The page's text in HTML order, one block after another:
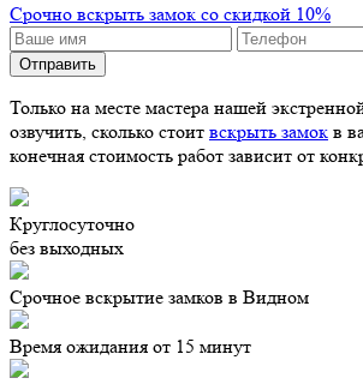
Срочно вскрыть замок со скидкой 10%
Только на месте мастера нашей
озвучить, сколько стоит вскрыть замок в
конечная стоимость работ зависит от
Круглосуточно
без выходных
Срочное вскрытие замков в Видном
Время ожидания от 15 минут